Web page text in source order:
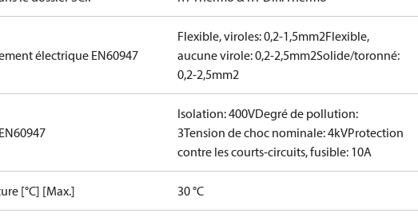
électrique EN60947
Flexible, viroles: 0,2-1,5mm2Flexible,
aucune virole: 0,2-2,5mm2Solide/toronné:
0,2-2,5mm2
Isolation: 400VDegré de pollution:
3Tension de choc nominale: 4kVProtection
contre les courts-circuits, fusible: 10A
[°C] [Max.] 30 °C